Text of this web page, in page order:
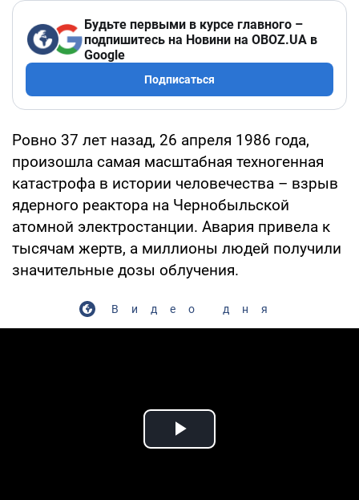
Будьте первыми в курсе главного –
подпишитесь на Новини на OBOZ.UA в
Google
Подписаться
Ровно 37 лет назад, 26 апреля 1986 года,
произошла самая масштабная техногенная
катастрофа в истории человечества – взрыв
ядерного реактора на Чернобыльской
атомной электростанции. Авария привела к
тысячам жертв, а миллионы людей получили
значительные дозы облучения.
Видео дня
Play Video